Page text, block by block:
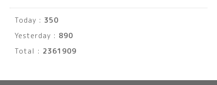
Today : 350
Yesterday : 890
Total : 2361909